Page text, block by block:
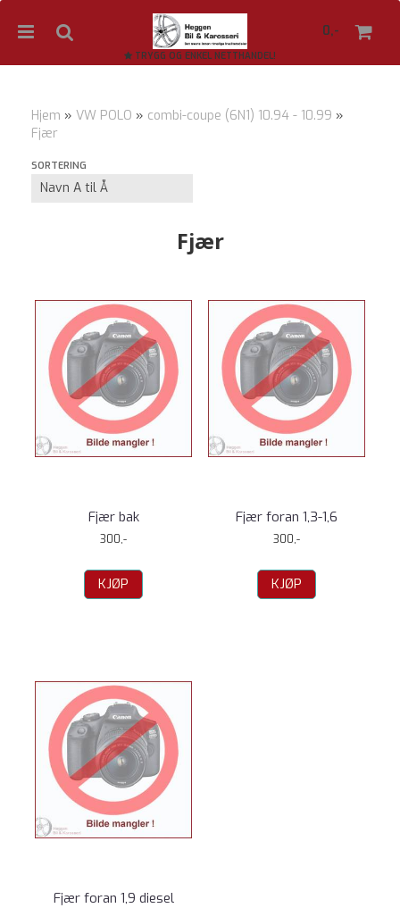
0,-
TRYGG OG ENKEL NETTHANDEL!
Hjem » VW POLO » combi-coupe (6N1) 10.94 - 10.99 »
Fjær
SORTERING
Fjær
Fjær bak
300,-
KJØP
Fjær foran 1,3-1,6
300,-
KJØP
Fjær foran 1,9 diesel